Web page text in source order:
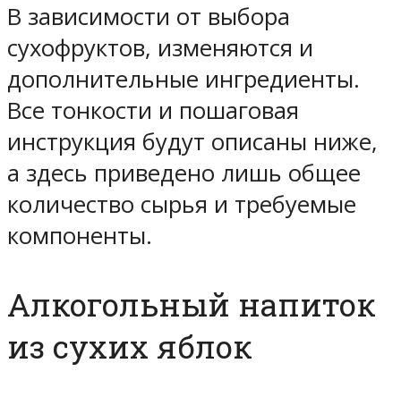
В зависимости от выбора
сухофруктов, изменяются и
дополнительные ингредиенты.
Все тонкости и пошаговая
инструкция будут описаны ниже,
а здесь приведено лишь общее
количество сырья и требуемые
компоненты.
Алкогольный напиток
из сухих яблок